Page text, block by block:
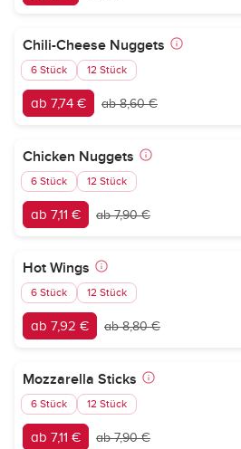
Chili-Cheese Nuggets
6 Stück 12 Stück
ab 7,74 € ab 8,60 €
Chicken Nuggets
6 Stück 12 Stück
ab 7,11 € ab 7,90 €
Hot Wings
6 Stück 12 Stück
ab 7,92 € ab 8,80 €
Mozzarella Sticks
6 Stück 12 Stück
ab 7,11 € ab 7,90 €